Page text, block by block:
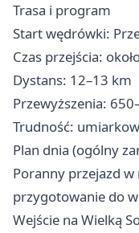
Trasa i program
Start wędrówki:
Czas przejścia:
Dystans: 12–13 km
Przewyższenia:
Trudność:
Plan dnia (ogólny
Poranny przejazd w
przygotowanie do
Wejście na Wielką